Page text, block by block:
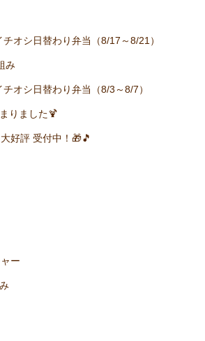
オシ日替わり弁当（8/17～8/21）
み
オシ日替わり弁当（8/3～8/7）
りました🍹
好評 受付中！🎁🎵
ー